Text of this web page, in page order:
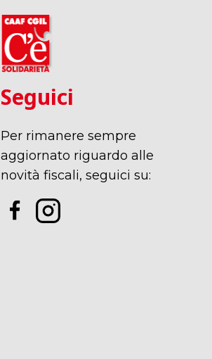
Seguici
Per rimanere sempre
aggiornato riguardo alle
novità fiscali, seguici su: